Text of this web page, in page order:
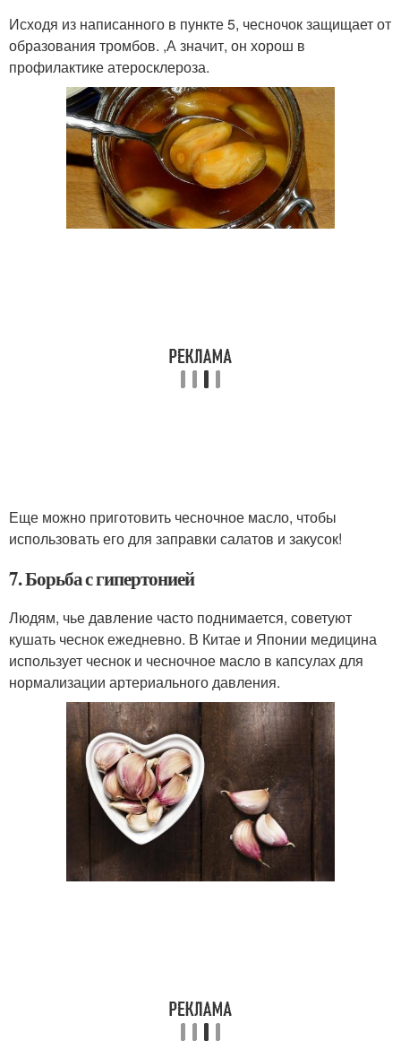
Исходя из написанного в пункте 5, чесночок защищает от
образования тромбов. ,А значит, он хорош в
профилактике атеросклероза.
Еще можно приготовить чесночное масло, чтобы
использовать его для заправки салатов и закусок!
7. Борьба с гипертонией
Людям, чье давление часто поднимается, советуют
кушать чеснок ежедневно. В Китае и Японии медицина
использует чеснок и чесночное масло в капсулах для
нормализации артериального давления.